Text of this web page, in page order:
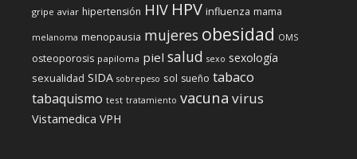
gripe aviar hipertensión HIV HPV influenza mama
melanoma menopausia mujeres obesidad OMS
osteoporosis papiloma piel salud sexo sexología
sexualidad SIDA sobrepeso sol sueño tabaco
tabaquismo test tratamiento vacuna virus
Vistamedica VPH